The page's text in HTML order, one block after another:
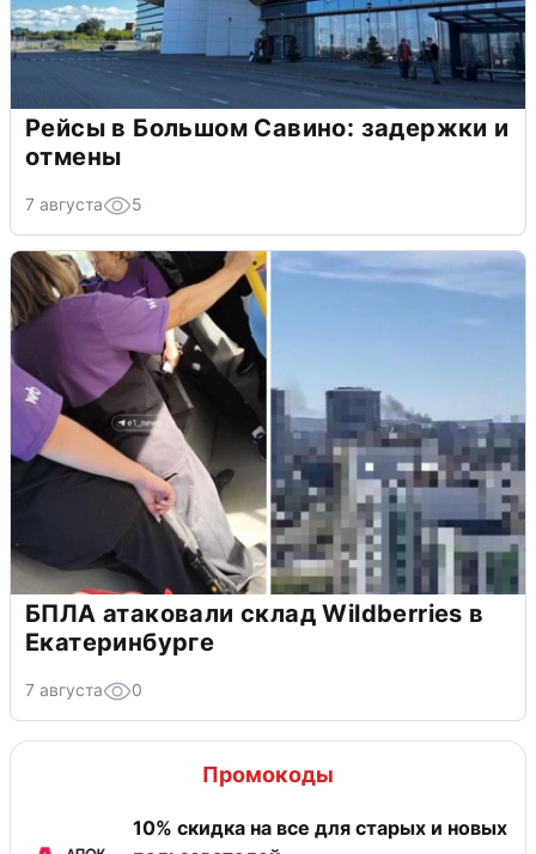
Рейсы в Большом Савино: задержки и
отмены
7 августа 5
БПЛА атаковали склад Wildberries в
Екатеринбурге
7 августа 0
Промокоды
10% скидка на все для старых и новых